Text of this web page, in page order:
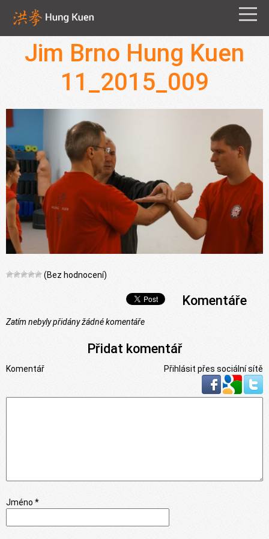
Jim Brno Hung Kuen
11_2015_009
(Bez hodnocení)
Komentáře
Zatím nebyly přidány žádné komentáře
Přidat komentář
Přihlásit přes sociální sítě
Komentář
Jméno *